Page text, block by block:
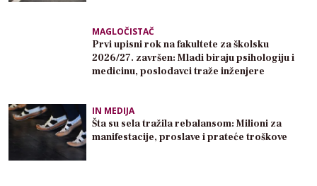
MAGLOČISTAČ
Prvi upisni rok na fakultete za školsku
2026/27. završen: Mladi biraju psihologiju i
medicinu, poslodavci traže inženjere
IN MEDIJA
Šta su sela tražila rebalansom: Milioni za
manifestacije, proslave i prateće troškove